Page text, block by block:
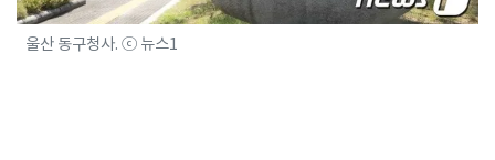
울산 동구청사. ⓒ 뉴스1